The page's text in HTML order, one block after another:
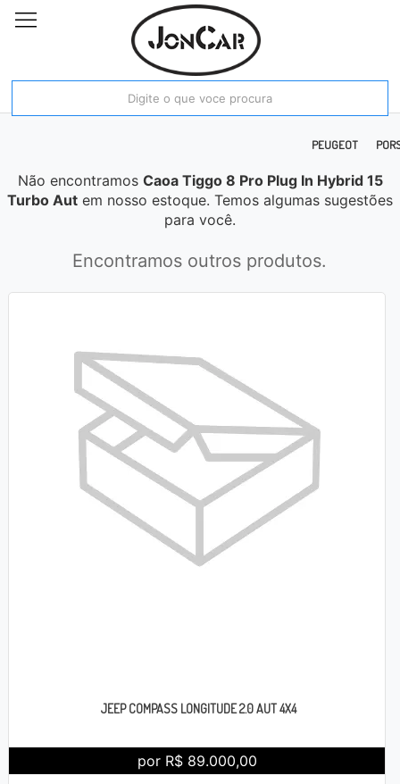
HONDA HYUNDAI JAC
PEUGEOT
Não encontramos Caoa Tiggo 8 Pro Plug In Hybrid 15
Turbo Aut em nosso estoque. Temos algumas sugestões
para você.
Encontramos outros produtos.
JEEP COMPASS LONGITUDE 2.0 AUT 4X4
por R$ 89.000,00